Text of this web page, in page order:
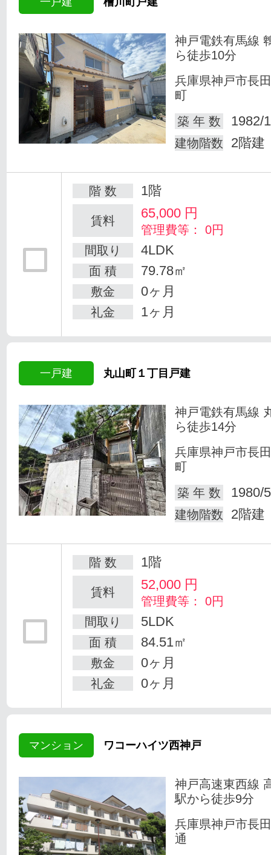
神戸電鉄有馬線
ら徒歩10分
兵庫県神戸市長
町
築 年 数
1982/
建物階数 2階建
階 数 1階
賃料 65,000 円
管理費等： 0円
間取り
4LDK
面 積 79.78㎡
敷金 0ヶ月
礼金 1ヶ月
一戸建 丸山町１丁目戸建
神戸電鉄有馬線
ら徒歩14分
兵庫県神戸市長
町
築 年 数
1980/
建物階数 2階建
階 数 1階
賃料 52,000 円
管理費等： 0円
間取り
5LDK
面 積 84.51㎡
敷金 0ヶ月
礼金 0ヶ月
マンション ワコーハイツ西神戸
神戸高速東西線
駅から徒歩9分
兵庫県神戸市長
通